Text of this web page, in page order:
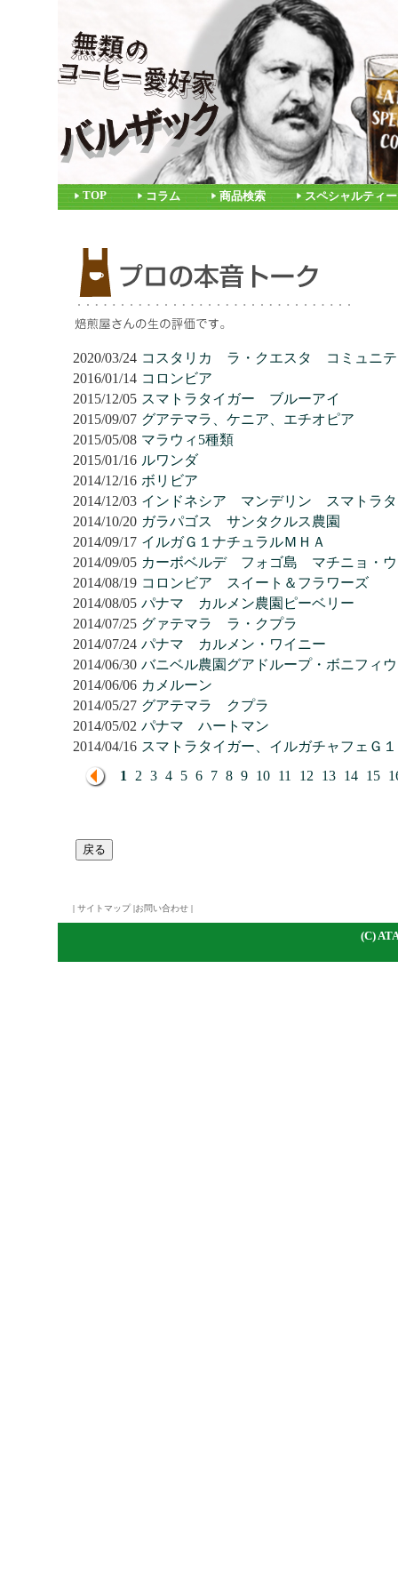
TOP コラム 商品検索 スペシャルティ
2020/03/24 コスタリカ ラ・クエスタ コミュニテ
2016/01/14 コロンビア
2015/12/05 スマトラタイガー ブルーアイ
2015/09/07 グアテマラ、ケニア、エチオピア
2015/05/08 マラウィ5種類
2015/01/16 ルワンダ
2014/12/16 ボリビア
2014/12/03 インドネシア マンデリン スマトラタ
2014/10/20 ガラパゴス サンタクルス農園
2014/09/17 イルガＧ１ナチュラルＭＨＡ
2014/09/05 カーボベルデ フォゴ島 マチニョ・ウ
2014/08/19 コロンビア スイート＆フラワーズ
2014/08/05 パナマ カルメン農園ピーベリー
2014/07/25 グァテマラ ラ・クプラ
2014/07/24 パナマ カルメン・ワイニー
2014/06/30 バニベル農園グアドループ・ボニフィ
2014/06/06 カメルーン
2014/05/27 グアテマラ クプラ
2014/05/02 パナマ ハートマン
2014/04/16 スマトラタイガー、イルガチャフェＧ
1
2 3 4 5 6 7 8 9 10 11 12 13 14 15
| サイトマップ|お問い合わせ |
(C)A